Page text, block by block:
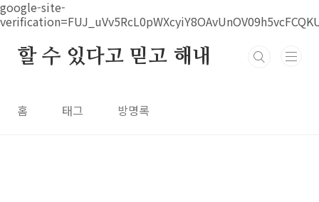
google-site-
본문 바로가기
할 수 있다고 믿고 해내
홈 태그 방명록